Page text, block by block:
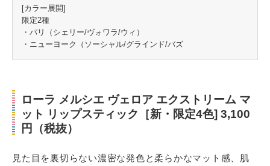
[カラー展開]
限定2種
・パリ（シェリー/ヴォワラ/ウィ）
・ニューヨーク（ソーシャル/グラインド/バズ
ローラ メルシエ ヴェロア エクストリーム マ
ット リップスティック［新・限定4色] 3,100
円（税抜）
見た目を裏切らない濃密な発色と柔らかなマット感、肌